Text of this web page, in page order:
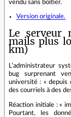
vendu sans boîtier.
Version originale.
Le serveur
mails plus
km)
L’administrateur
bug surprenant
université : « depuis
des courriels à des
Réaction initiale : «
Pourtant, les